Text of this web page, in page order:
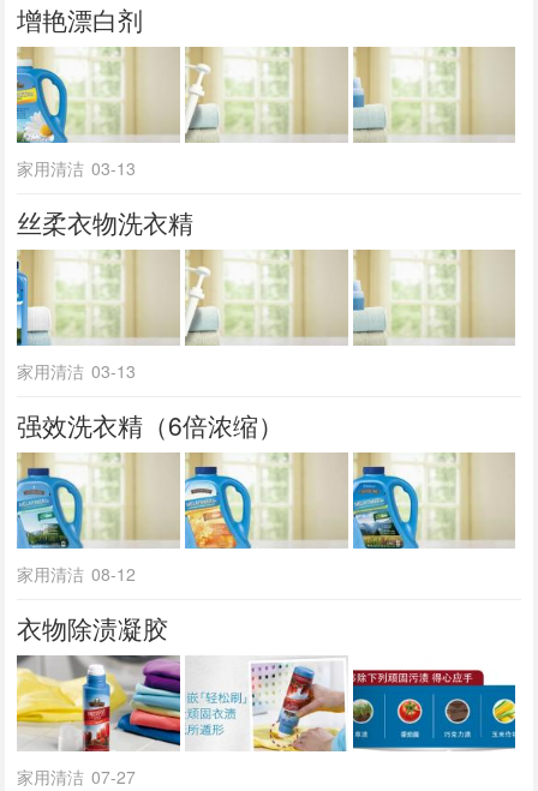
增艳漂白剂
家用清洁 03-13
丝柔衣物洗衣精
家用清洁 03-13
强效洗衣精（6倍浓缩）
家用清洁 08-12
衣物除渍凝胶
家用清洁 07-27